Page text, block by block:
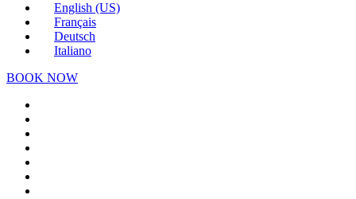
English (US)
Français
Deutsch
Italiano
BOOK NOW